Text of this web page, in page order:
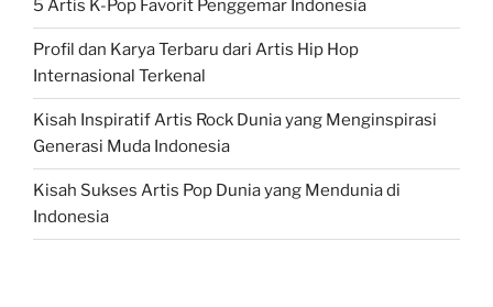
5 Artis K-Pop Favorit Penggemar Indonesia
Profil dan Karya Terbaru dari Artis Hip Hop
Internasional Terkenal
Kisah Inspiratif Artis Rock Dunia yang Menginspirasi
Generasi Muda Indonesia
Kisah Sukses Artis Pop Dunia yang Mendunia di
Indonesia